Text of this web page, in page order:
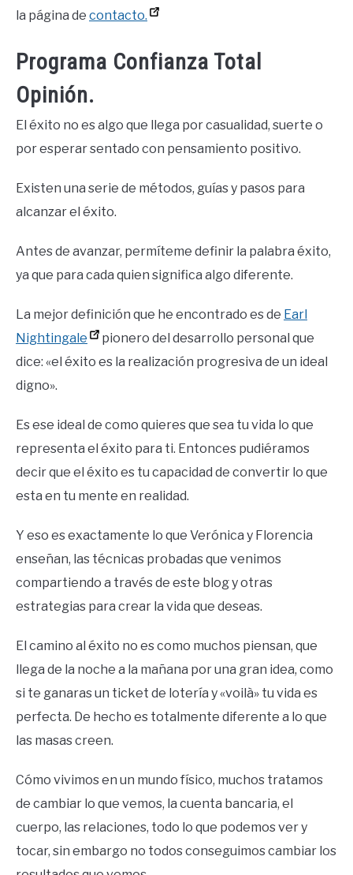
la página de contacto.
Programa Confianza Total
Opinión.
El éxito no es algo que llega por casualidad, suerte o
por esperar sentado con pensamiento positivo.
Existen una serie de métodos, guías y pasos para
alcanzar el éxito.
Antes de avanzar, permíteme definir la palabra éxito,
ya que para cada quien significa algo diferente.
La mejor definición que he encontrado es de Earl
Nightingale
pionero del desarrollo personal que
dice: «el éxito es la realización progresiva de un ideal
digno».
Es ese ideal de como quieres que sea tu vida lo que
representa el éxito para ti. Entonces pudiéramos
decir que el éxito es tu capacidad de convertir lo que
esta en tu mente en realidad.
Y eso es exactamente lo que Verónica y Florencia
enseñan, las técnicas probadas que venimos
compartiendo a través de este blog y otras
estrategias para crear la vida que deseas.
El camino al éxito no es como muchos piensan, que
llega de la noche a la mañana por una gran idea, como
si te ganaras un ticket de lotería y «voilà» tu vida es
perfecta. De hecho es totalmente diferente a lo que
las masas creen.
Cómo vivimos en un mundo físico, muchos tratamos
de cambiar lo que vemos, la cuenta bancaria, el
cuerpo, las relaciones, todo lo que podemos ver y
tocar, sin embargo no todos conseguimos cambiar los